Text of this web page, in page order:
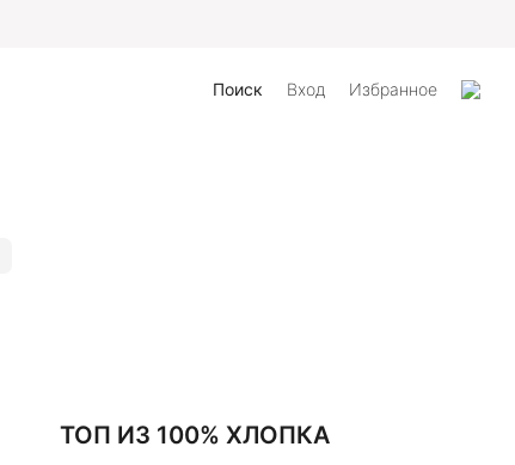
Поиск Вход Избранное
ТОП ИЗ 100% ХЛОПКА